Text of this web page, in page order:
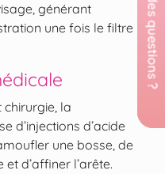
générant
une fois le filtre
chirurgie, la
d’injections d’acide
une bosse, de
d’affiner l’arête.